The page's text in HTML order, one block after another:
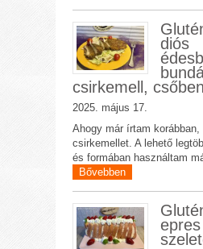
diós
csirkemell,
2025. május 17.
Ahogy már írtam korábban,
csirkemellet. A lehető
és formában használtam
Bővebben